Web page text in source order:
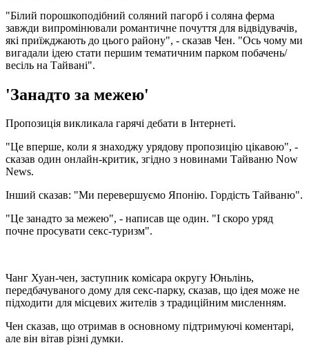
"Білий порошкоподібний соляний пагорб і соляна ферма
завжди випромінювали романтичне почуття для відвідувачів,
які приїжджають до цього району", - сказав Чен. "Ось чому ми
вигадали ідею стати першим тематичним парком побачень/
весіль на Тайвані".
'Занадто за межею'
Пропозиція викликала гарячі дебати в Інтернеті.
"Це вперше, коли я знаходжу урядову пропозицію цікавою", -
сказав один онлайн-критик, згідно з новинами Тайваню Now
News.
Інший сказав: "Ми перевершуємо Японію. Гордість Тайваню".
"Це занадто за межею", - написав ще один. "І скоро уряд
почне просувати секс-туризм".
Чанг Хуан-чен, заступник комісара округу Юньлінь,
передбачуваного дому для секс-парку, сказав, що ідея може не
підходити для місцевих жителів з традиційним мисленням.
Чен сказав, що отримав в основному підтримуючі коментарі,
але він вітав різні думки.